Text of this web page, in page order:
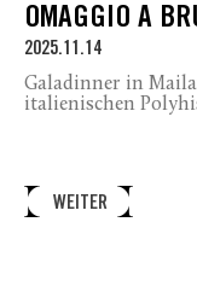
OMAGGIO A
2025.11.14
Galadinner in
italienischen
WEITER